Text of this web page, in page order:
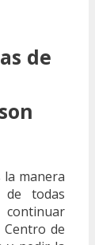
de
la manera
de todas
de